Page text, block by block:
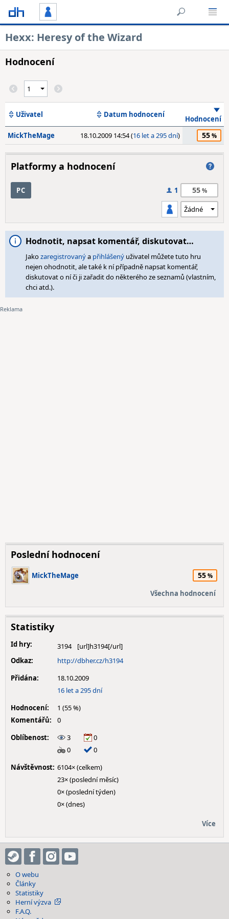
Hexx: Heresy of the Wizard
Hodnocení
Uživatel Datum hodnocení
Hodnocení
MickTheMage
18.10.2009 14:54 (16 let a 295 dní) 55
Platformy a hodnocení
PC 1 55
Hodnotit, napsat komentář, diskutovat…
Jakozaregistrovanýa přihlášený uživatel můžete tuto hru
nejen ohodnotit, ale také k ní případně napsat komentář,
diskutovat o ní či ji zařadit do některého ze seznamů (vlastním,
chci atd.).
Poslední hodnocení
MickTheMage 55
Všechna hodnocení
Statistiky
Id hry:
3194
Odkaz:
http://dbher.cz/h3194
Přidána:
18.10.2009
16 let a 295 dní
Hodnocení:
1 (55 %)
Komentářů:
0
Oblíbenost:
3
0
0
0
Návštěvnost: 6104× (celkem)
23× (poslední měsíc)
0× (poslední týden)
0× (dnes)
Více
O webu
Články
Statistiky
Herní výzva
F.A.Q.